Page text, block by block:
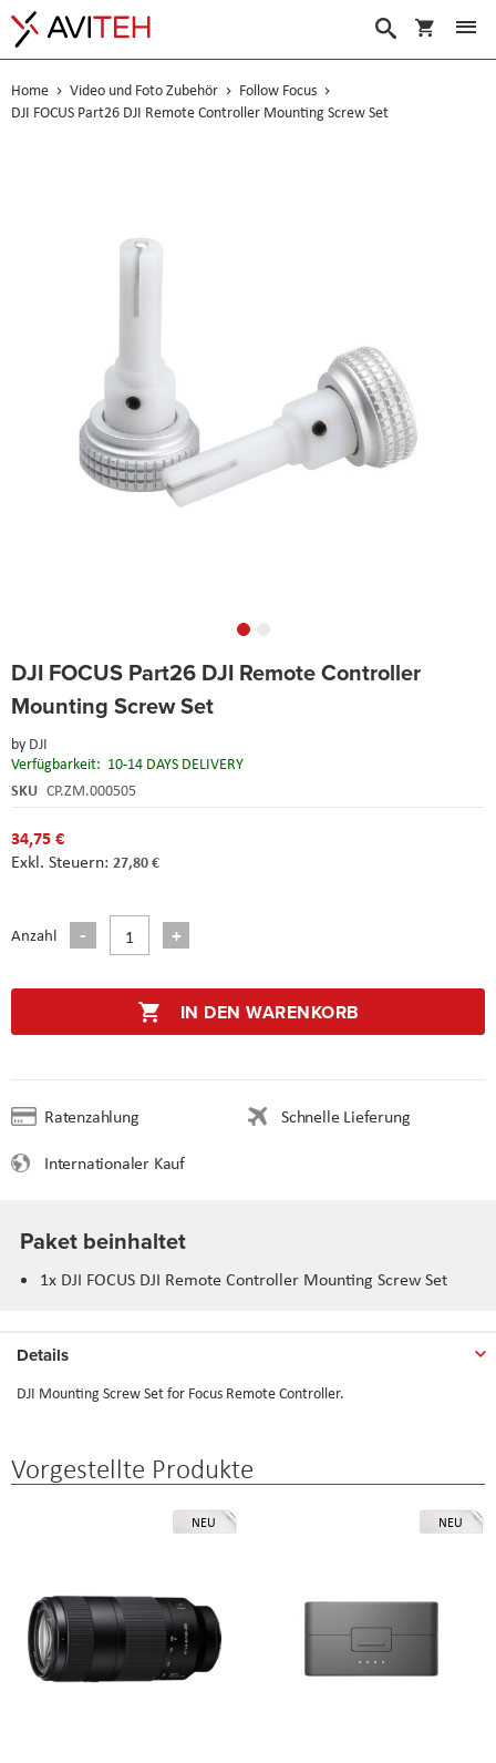
Suche
Home Video und Foto Zubehör
Follow Focus
DJI FOCUS Part26 DJI Remote Controller Mounting Screw Set
DJI FOCUS Part26 DJI Remote Controller
Mounting Screw Set
by DJI
Verfügbarkeit: 10-14 DAYS DELIVERY
SKU CP.ZM.000505
34,75 €
27,80 €
Anzahl
IN DEN WARENKORB
Ratenzahlung
Schnelle Lieferung
Internationaler Kauf
to
beginning
the
images
gallery
Paket beinhaltet
1x DJI FOCUS DJI Remote Controller Mounting Screw Set
Details
DJI Mounting Screw Set for Focus Remote Controller.
Vorgestellte Produkte
NEU NEU